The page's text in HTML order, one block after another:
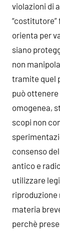
violazioni di
orienta per
siano
non
tramite quel
può ottenere
omogenea,
scopi non
consenso
antico e
utilizzare
riproduzione
materia
perchè